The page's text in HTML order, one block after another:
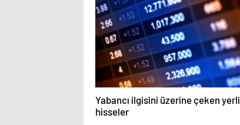
Yabancı ilgisini üzerine çeken yerli
hisseler